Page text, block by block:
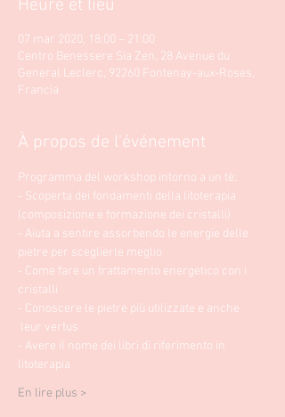
Heure et lieu
07 mar 2020, 18:00 – 21:00
Centro Benessere Sia Zen, 28 Avenue du
General Leclerc, 92260 Fontenay-aux-Roses,
Francia
À propos de l'événement
Programma del workshop intorno a un tè:
- Scoperta dei fondamenti della litoterapia
(composizione e formazione dei cristalli)
- Aiuta a sentire assorbendo le energie delle
pietre per sceglierle meglio
- Come fare un trattamento energetico con i
cristalli
- Conoscere le pietre più utilizzate e anche
leur vertus
- Avere il nome dei libri di riferimento in
litoterapia
En lire plus >